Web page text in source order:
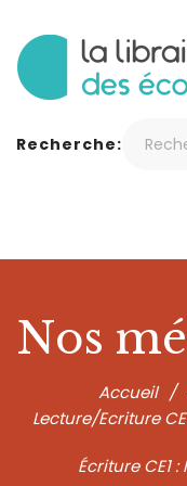
Recherche:
Nos
Accueil /
Lecture/Ecriture
Écriture CE1